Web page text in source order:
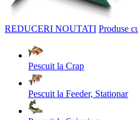
REDUCERI NOUTATI Produse
Pescuit la Crap
Pescuit la Feeder, Stationar